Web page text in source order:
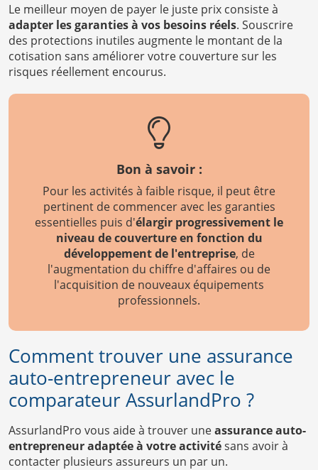
Le meilleur moyen de payer le juste prix consiste à
adapter les garanties à vos besoins réels. Souscrire
des protections inutiles augmente le montant de la
cotisation sans améliorer votre couverture sur les
risques réellement encourus.
Bon à savoir :
Pour les activités à faible risque, il peut être
pertinent de commencer avec les garanties
essentielles puis d'élargir progressivement le
niveau de couverture en fonction du
développement de l'entreprise, de
l'augmentation du chiffre d'affaires ou de
l'acquisition de nouveaux équipements
professionnels.
Comment trouver une assurance
auto-entrepreneur avec le
comparateur AssurlandPro ?
AssurlandPro vous aide à trouver uneassurance auto-
entrepreneur adaptée à votre activitésans avoir à
contacter plusieurs assureurs un par un.